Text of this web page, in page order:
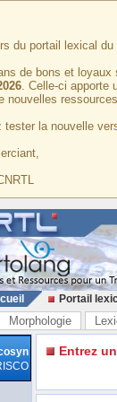
du portail lexical du
de bons et loyaux
. Celle-ci apporte
nouvelles
tester la nouvelle
Portail
Morphologie
Entrez